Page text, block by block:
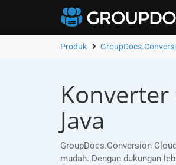
Produk
Konverter
Java
GroupDocs.Conversion
mudah. Dengan dukungan